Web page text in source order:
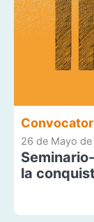
26 de Mayo
la